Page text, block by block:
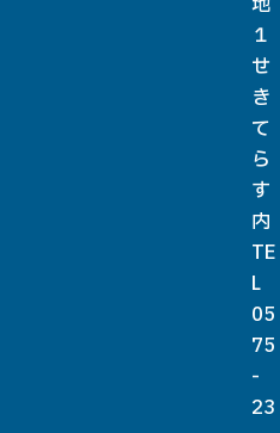
１
せ
き
て
ら
す
内
TE
L
05
75
-
23